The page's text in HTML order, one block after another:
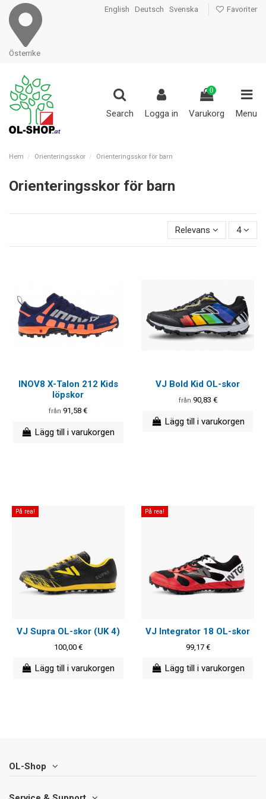
Österrike
English Deutsch Svenska Favoriter
Search Logga in
0
Varukorg Menu
Hem Orienteringsskor Orienteringsskor för barn
Orienteringsskor för barn
Relevans 4
INOV8 X-Talon 212 Kids
löpskor
från91,58 €
Lägg till i varukorgen
VJ Bold Kid OL-skor
från 90,83 €
Lägg till i varukorgen
På rea!
VJ Supra OL-skor (UK 4)
100,00 €
Lägg till i varukorgen
På rea!
VJ Integrator 18 OL-skor
99,17 €
Lägg till i varukorgen
OL-Shop